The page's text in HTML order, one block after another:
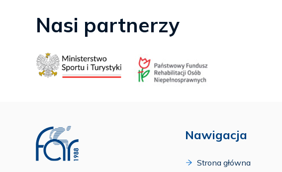
Nasi partnerzy
Nawigacja
Strona główna